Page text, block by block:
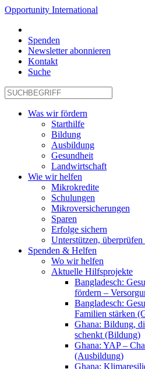
Opportunity International
Spenden
Newsletter abonnieren
Kontakt
Suche
Was wir fördern
Starthilfe
Bildung
Ausbildung
Gesundheit
Landwirtschaft
Wie wir helfen
Mikrokredite
Schulungen
Mikroversicherungen
Sparen
Erfolge sichern
Unterstützen, überprüfen
Spenden & Helfen
Wo wir helfen
Aktuelle Hilfsprojekte
Bangladesch:
fördern –
Bangladesch:
Familien stärken
Ghana: Bildung,
schenkt (Bildung)
Ghana: YAP –
(Ausbildung)
Ghana: